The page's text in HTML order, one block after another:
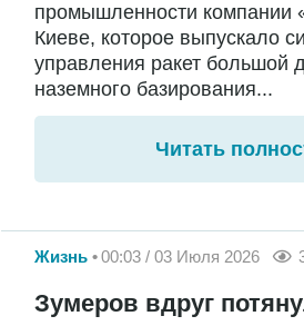
промышленности компании
Киеве, которое выпускало
управления ракет большой
наземного базирования...
Читать
Жизнь 00:03 / 03 Июля 2026
Зумеров вдруг